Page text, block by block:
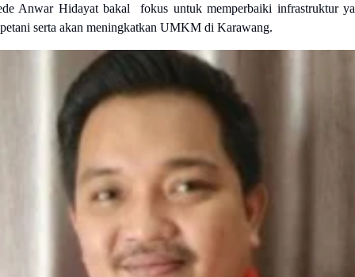
Anwar Hidayat bakal fokus untuk memperbaiki infrastruktur
serta akan meningkatkan UMKM di Karawang.